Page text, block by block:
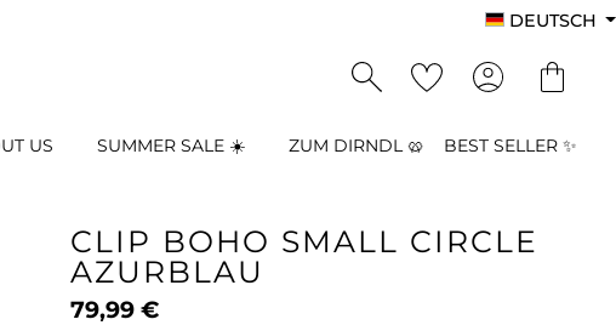
DEUTSCH
US SUMMER SALE ☀️ ZUM DIRNDL 🥨 BEST SELLER ✨
CLIP BOHO SMALL CIRCLE
AZURBLAU
79,99 €